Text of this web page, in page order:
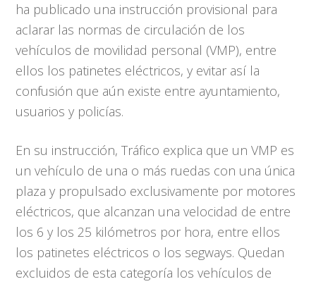
ha publicado una instrucción provisional para
aclarar las normas de circulación de los
vehículos de movilidad personal (VMP), entre
ellos los patinetes eléctricos, y evitar así la
confusión que aún existe entre ayuntamiento,
usuarios y policías.
En su instrucción, Tráfico explica que un VMP es
un vehículo de una o más ruedas con una única
plaza y propulsado exclusivamente por motores
eléctricos, que alcanzan una velocidad de entre
los 6 y los 25 kilómetros por hora, entre ellos
los patinetes eléctricos o los segways. Quedan
excluidos de esta categoría los vehículos de